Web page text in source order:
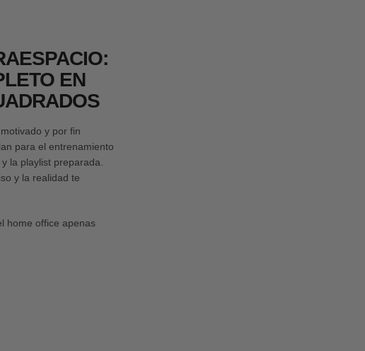
EN
y por fin
para el entrenamiento
la playlist preparada.
y la realidad te
home office apenas